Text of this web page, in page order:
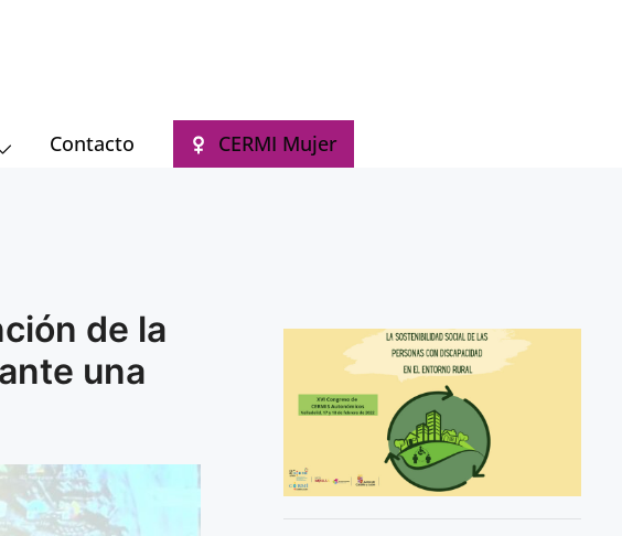
Contacto CERMI Mujer
de la
una